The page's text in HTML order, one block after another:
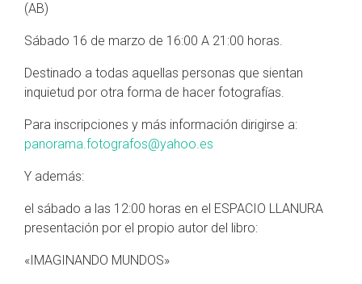
(AB)
Sábado 16 de marzo de 16:00 A 21:00 horas.
Destinado a todas aquellas personas que sientan
inquietud por otra forma de hacer fotografías.
Para inscripciones y más información dirigirse a:
panorama.fotografos@yahoo.es
Y además:
el sábado a las 12:00 horas en el ESPACIO LLANURA
presentación por el propio autor del libro:
«IMAGINANDO MUNDOS»